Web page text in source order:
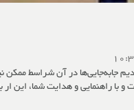
جابه‌جایی‌‌ها در آن شراسط ممکن
با راهنمایی و هدایت شما، این ار